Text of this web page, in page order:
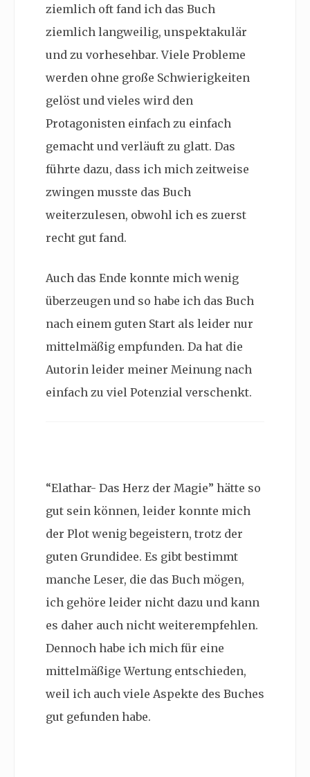
ziemlich oft fand ich das Buch
ziemlich langweilig, unspektakulär
und zu vorhesehbar. Viele Probleme
werden ohne große Schwierigkeiten
gelöst und vieles wird den
Protagonisten einfach zu einfach
gemacht und verläuft zu glatt. Das
führte dazu, dass ich mich zeitweise
zwingen musste das Buch
weiterzulesen, obwohl ich es zuerst
recht gut fand.
Auch das Ende konnte mich wenig
überzeugen und so habe ich das Buch
nach einem guten Start als leider nur
mittelmäßig empfunden. Da hat die
Autorin leider meiner Meinung nach
einfach zu viel Potenzial verschenkt.
“Elathar- Das Herz der Magie” hätte so
gut sein können, leider konnte mich
der Plot wenig begeistern, trotz der
guten Grundidee. Es gibt bestimmt
manche Leser, die das Buch mögen,
ich gehöre leider nicht dazu und kann
es daher auch nicht weiterempfehlen.
Dennoch habe ich mich für eine
mittelmäßige Wertung entschieden,
weil ich auch viele Aspekte des Buches
gut gefunden habe.